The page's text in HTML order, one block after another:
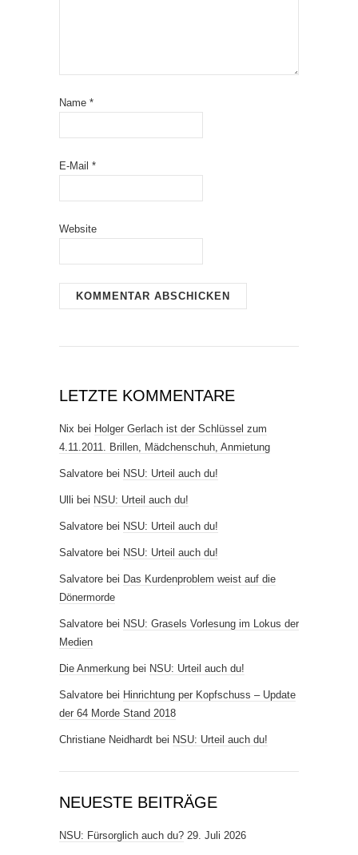
Name *
E-Mail *
Website
LETZTE KOMMENTARE
Nix bei Holger Gerlach ist der Schlüssel zum
4.11.2011. Brillen, Mädchenschuh, Anmietung
Salvatore bei NSU: Urteil auch du!
Ulli bei NSU: Urteil auch du!
Salvatore bei NSU: Urteil auch du!
Salvatore bei NSU: Urteil auch du!
Salvatore bei Das Kurdenproblem weist auf die
Dönermorde
Salvatore bei NSU: Grasels Vorlesung im Lokus der
Medien
Die Anmerkung bei NSU: Urteil auch du!
Salvatore bei Hinrichtung per Kopfschuss – Update
der 64 Morde Stand 2018
Christiane Neidhardt bei NSU: Urteil auch du!
NEUESTE BEITRÄGE
NSU: Fürsorglich auch du? 29. Juli 2026